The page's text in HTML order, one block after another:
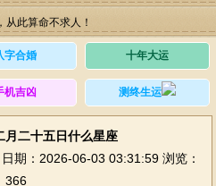
从此算命不求人！
字合婚 十年大运
机吉凶 测终生运
月二十五日什么星座
日期：2026-06-03 03:31:59 浏览：
366